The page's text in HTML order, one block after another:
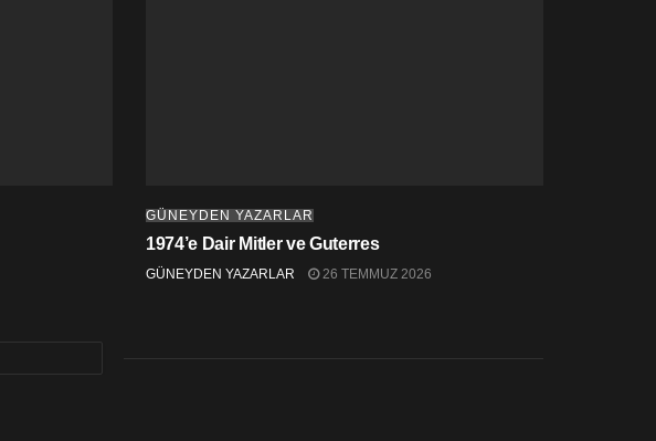
GÜNEYDEN YAZARLAR
1974’e Dair Mitler ve Guterres
GÜNEYDEN YAZARLAR 26 TEMMUZ 2026